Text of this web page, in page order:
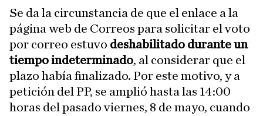
Se da la circunstancia de que el enlace a la
página web de Correos para solicitar el voto
por correo estuvo deshabilitado durante un
tiempo indeterminado, al considerar que el
plazo había finalizado. Por este motivo, y a
petición del PP, se amplió hasta las 14:00
horas del pasado viernes, 8 de mayo, cuando